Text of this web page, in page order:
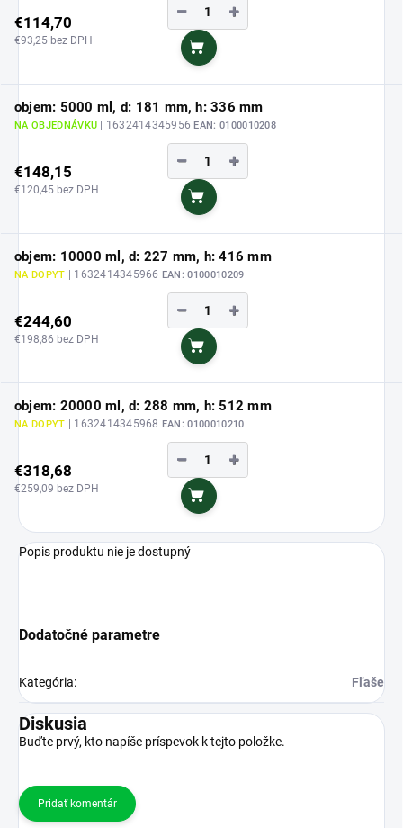
€114,70
€93,25 bez DPH
+
−
Do košíka
objem: 5000 ml, d: 181 mm, h: 336 mm
NA OBJEDNÁVKU | 1632414345956EAN: 0100010208
€148,15
€120,45 bez DPH
+
−
Do košíka
objem: 10000 ml, d: 227 mm, h: 416 mm
NA DOPYT | 1632414345966 EAN: 0100010209
€244,60
€198,86 bez DPH
+
−
Do košíka
objem: 20000 ml, d: 288 mm, h: 512 mm
NA DOPYT | 1632414345968 EAN: 0100010210
€318,68
€259,09 bez DPH
+
−
Do košíka
Popis produktu nie je dostupný
Dodatočné parametre
Kategória: Fľaše
Diskusia
Buďte prvý, kto napíše príspevok k tejto položke.
Pridať komentár